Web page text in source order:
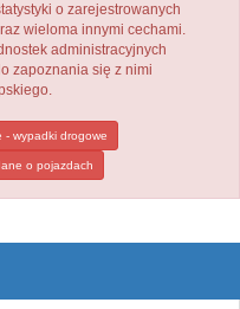
o zarejestrowanych
wieloma innymi cechami.
administracyjnych
zapoznania się z nimi
- wypadki drogowe
o pojazdach